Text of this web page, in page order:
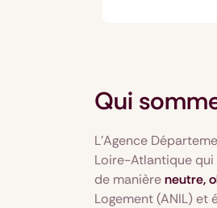
Qui
L'Agence
Loire-Atlantique qui
de manièreneutre,
Logement (ANIL)